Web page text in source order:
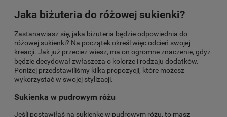
Jaka biżuteria do różowej sukienki?
Zastanawiasz się, jaka biżuteria będzie odpowiednia do
różowej sukienki? Na początek określ więc odcień swojej
kreacji. Jak już przecież wiesz, ma on ogromne znaczenie, gdyż
będzie decydował zwłaszcza o kolorze i rodzaju dodatków.
Poniżej przedstawiliśmy kilka propozycji, które możesz
wykorzystać w swojej stylizacji.
Sukienka w pudrowym różu
Jeśli postawiłaś na sukienkę w pudrowym różu, to masz